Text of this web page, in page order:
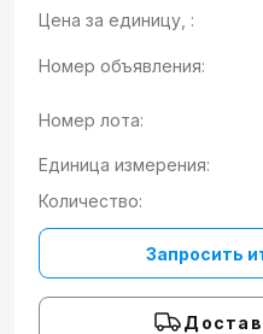
Цена за единицу, :
Номер объявления:
Номер лота:
Единица измерения:
Количество:
Запросить